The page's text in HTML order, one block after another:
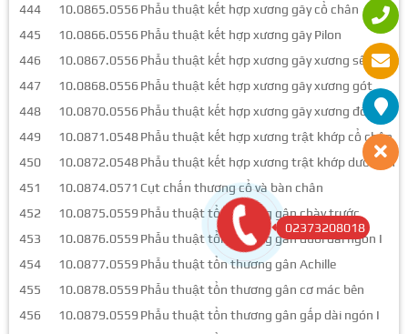
444
10.0865.0556 Phẫu thuật kết hợp xương gãy cổ chân
445
10.0866.0556 Phẫu thuật kết hợp xương gãy Pilon
446
10.0867.0556 Phẫu thuật kết hợp xương gãy xương sên và
447
10.0868.0556 Phẫu thuật kết hợp xương gãy xương gót
448
10.0870.0556 Phẫu thuật kết hợp xương gãy xương đốt bàn
449
10.0871.0548Phẫu thuật kết hợp xương trật khớp cổ chân
450
10.0872.0548Phẫu thuật kết hợp xương trật khớp dưới sên
451
10.0874.0571 Cụt chấn thương cổ và bàn chân
452
10.0875.0559 Phẫu thuật tổn thương gân chày trước
453
10.0876.0559 Phẫu thuật tổn thương gân duỗi dài ngón I
454
10.0877.0559 Phẫu thuật tổn thương gân Achille
455
10.0878.0559 Phẫu thuật tổn thương gân cơ mác bên
456
10.0879.0559 Phẫu thuật tổn thương gân gấp dài ngón I
02373208018